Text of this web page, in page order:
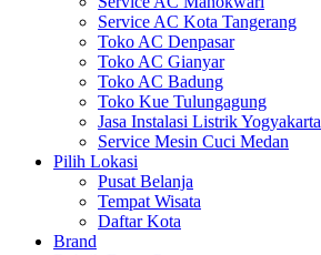
Service AC Kota Tangerang
Toko AC Denpasar
Toko AC Gianyar
Toko AC Badung
Toko Kue Tulungagung
Jasa Instalasi Listrik Yogyakarta
Service Mesin Cuci Medan
Pilih Lokasi
Pusat Belanja
Tempat Wisata
Daftar Kota
Brand